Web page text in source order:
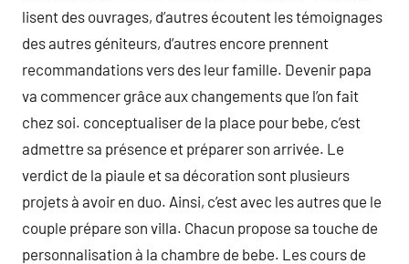
lisent des ouvrages, d’autres écoutent les témoignages
des autres géniteurs, d’autres encore prennent
recommandations vers des leur famille. Devenir papa
va commencer grâce aux changements que l’on fait
chez soi. conceptualiser de la place pour bebe, c’est
admettre sa présence et préparer son arrivée. Le
verdict de la piaule et sa décoration sont plusieurs
projets à avoir en duo. Ainsi, c’est avec les autres que le
couple prépare son villa. Chacun propose sa touche de
personnalisation à la chambre de bebe. Les cours de